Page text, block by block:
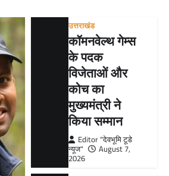
उत्तराखंड
कॉमनवेल्थ गेम्स
के पदक
विजेताओं और
कोच का
मुख्यमंत्री ने
किया सम्मान
Editor "देवभूमि टूडे
न्यूज"
August 7,
2026